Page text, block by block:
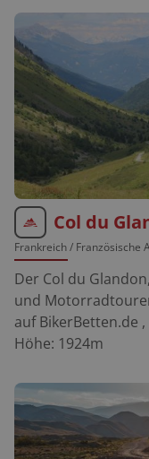
Col du
Frankreich/ Französische
Der Col du
und
auf BikerBetten.de
Bei den letzten
Form eines
Passhöhe
anspruchsvolle
den Pedalisten,
Höhe: 1924m